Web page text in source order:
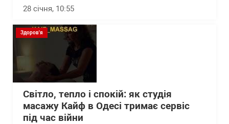
28 січня, 10:55
Здоров'я
Світло, тепло і спокій: як студія
масажу Кайф в Одесі тримає сервіс
під час війни